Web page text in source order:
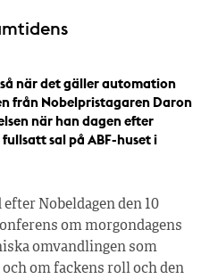
när det gäller automation
från Nobelpristagaren Daron
när han dagen efter
sal på ABF-huset i
Nobeldagen den 10
om morgondagens
omvandlingen som
om fackens roll och den